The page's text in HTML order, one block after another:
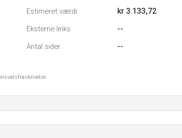
Estimeret værdi kr 3.133,72
Eksterne links --
Antal sider --